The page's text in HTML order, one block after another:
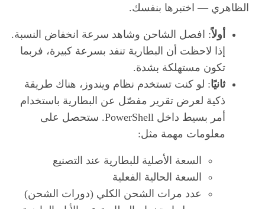
الظاهري — اختبرها بنفسك.
أولاً: افصل الشاحن وشاهد سرعة انخفاض النسبة.
إذا لاحظت أن البطارية تنفد بسرعة كبيرة، فربما
تكون مستهلكة بشدة.
ثانيًا: لو كنت تستخدم نظام ويندوز، هناك طريقة
ذكية لعرض تقرير مفصّل عن البطارية باستخدام
أمر بسيط داخل PowerShell. ستحصل على
معلومات مهمة مثل:
السعة الأصلية للبطارية عند التصنيع
السعة الحالية الفعلية
عدد مرات الشحن الكلي (دورات الشحن)